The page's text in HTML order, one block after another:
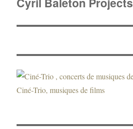
Ciné-Trio, musiques de films